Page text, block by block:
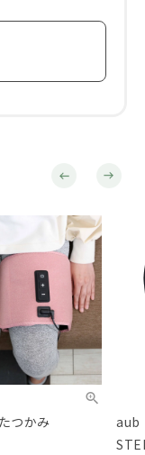
つかみ
aub